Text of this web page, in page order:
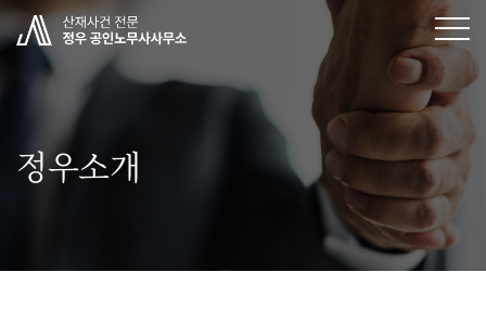
정우소개